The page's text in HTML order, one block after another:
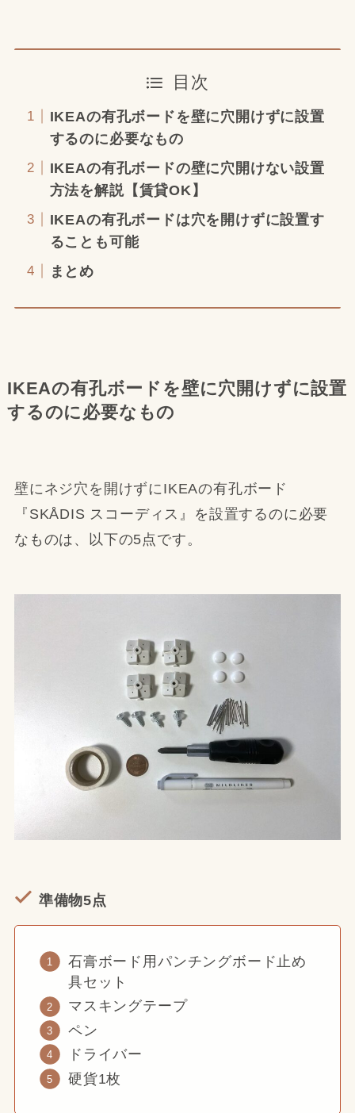
目次
IKEAの有孔ボードを壁に穴開けずに設置
するのに必要なもの
IKEAの有孔ボードの壁に穴開けない設置
方法を解説【賃貸OK】
IKEAの有孔ボードは穴を開けずに設置す
ることも可能
まとめ
IKEAの有孔ボードを壁に穴開けずに設置
するのに必要なもの
壁にネジ穴を開けずにIKEAの有孔ボード
『SKÅDIS スコーディス』を設置するのに必要
なものは、以下の5点です。
準備物5点
石膏ボード用パンチングボード止め
具セット
マスキングテープ
ペン
ドライバー
硬貨1枚